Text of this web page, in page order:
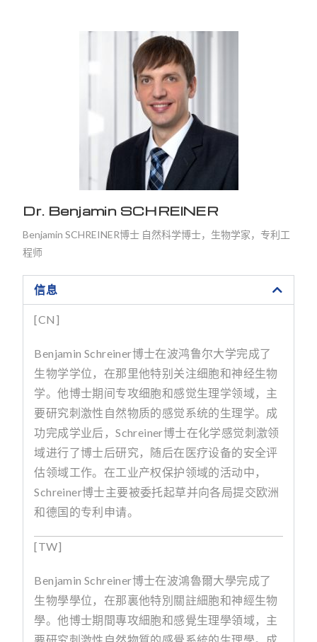
Dr. Benjamin SCHREINER
Benjamin SCHREINER博士 自然科学博士，生物学家，专利工
程师
信息
[CN]
Benjamin Schreiner博士在波鸿鲁尔大学完成了
生物学学位，在那里他特别关注细胞和神经生物
学。他博士期间专攻细胞和感觉生理学领域，主
要研究刺激性自然物质的感觉系统的生理学。成
功完成学业后，Schreiner博士在化学感觉刺激领
域进行了博士后研究，随后在医疗设备的安全评
估领域工作。在工业产权保护领域的活动中，
Schreiner博士主要被委托起草并向各局提交欧洲
和德国的专利申请。
[TW]
Benjamin Schreiner博士在波鴻魯爾大學完成了
生物學學位，在那裏他特別關註細胞和神經生物
學。他博士期間專攻細胞和感覺生理學領域，主